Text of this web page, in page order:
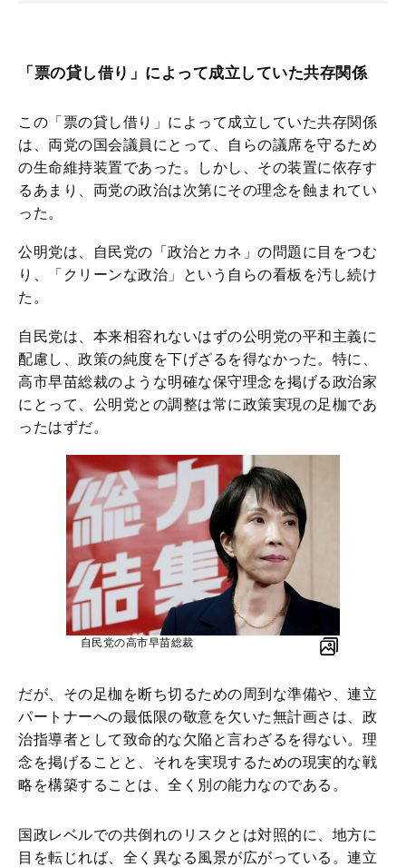
「票の貸し借り」によって成立していた共存関係
この「票の貸し借り」によって成立していた共存関係
は、両党の国会議員にとって、自らの議席を守るため
の生命維持装置であった。しかし、その装置に依存す
るあまり、両党の政治は次第にその理念を蝕まれてい
った。
公明党は、自民党の「政治とカネ」の問題に目をつむ
り、「クリーンな政治」という自らの看板を汚し続け
た。
自民党は、本来相容れないはずの公明党の平和主義に
配慮し、政策の純度を下げざるを得なかった。特に、
高市早苗総裁のような明確な保守理念を掲げる政治家
にとって、公明党との調整は常に政策実現の足枷であ
ったはずだ。
自民党の高市早苗総裁
だが、その足枷を断ち切るための周到な準備や、連立
パートナーへの最低限の敬意を欠いた無計画さは、政
治指導者として致命的な欠陥と言わざるを得ない。理
念を掲げることと、それを実現するための現実的な戦
略を構築することは、全く別の能力なのである。
国政レベルでの共倒れのリスクとは対照的に、地方に
目を転じれば、全く異なる風景が広がっている。連立